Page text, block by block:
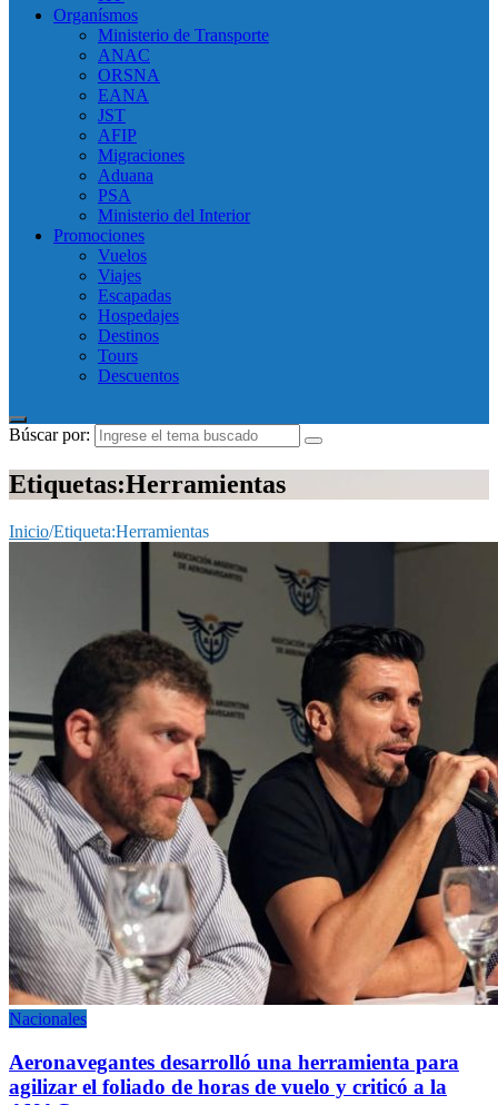
Organísmos
Ministerio de Transporte
ANAC
ORSNA
EANA
JST
AFIP
Migraciones
Aduana
PSA
Ministerio del Interior
Promociones
Vuelos
Viajes
Escapadas
Hospedajes
Destinos
Tours
Descuentos
Búscar por:
Etiquetas:Herramientas
Inicio/Etiqueta:Herramientas
Nacionales
Aeronavegantes desarrolló una herramienta para
agilizar el foliado de horas de vuelo y criticó a la